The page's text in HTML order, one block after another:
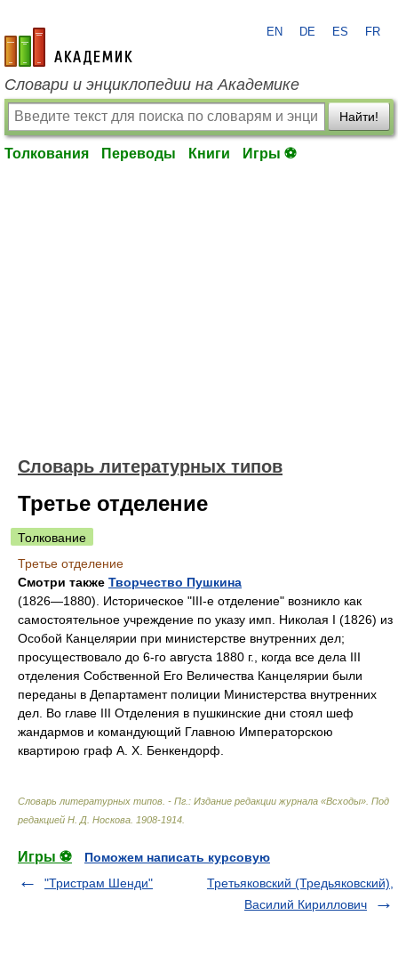
academic.ru
EN DE ES FR
Словари и энциклопедии на Академике
Найти!
Толкования Переводы Книги Игры ⚽
Словарь литературных типов
Третье отделение
Толкование
Третье отделение
Смотри также Творчество Пушкина
(1826—1880). Историческое "III-е отделение" возникло как
самостоятельное учреждение по указу имп. Николая I (1826) из
Особой Канцелярии при министерстве внутренних дел;
просуществовало до 6-го августа 1880 г., когда все дела III
отделения Собственной Его Величества Канцелярии были
переданы в Департамент полиции Министерства внутренних
дел. Во главе III Отделения в пушкинские дни стоял шеф
жандармов и командующий Главною Императорскою
квартирою граф А. X. Бенкендорф.
Словарь литературных типов. - Пг.: Издание редакции журнала «Всходы» Под
редакцией Н. Д. Носкова 1908-1914
Игры ⚽
Поможем написать курсовую
"Тристрам Шенди"
Третьяковский (Тредьяковский),
Василий Кириллович